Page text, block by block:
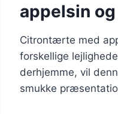
appelsin
Citrontærte med
forskellige
derhjemme, vil
smukke